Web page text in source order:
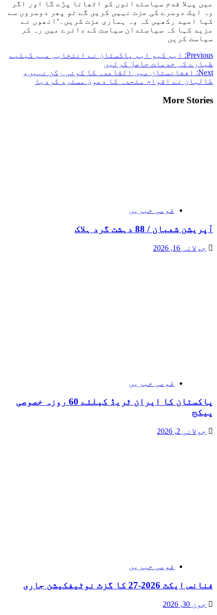
میں پہلا قدم سیاستدانوں کو اٹھانا پڑے گا اور اگر
وہ ایک دوسرے کی عزت نہیں کریں گے تو پھر دوسروں سے
کیا امید رکھیں کہ وہ ہماری عزت کریں۔‘انھوں نے
مزید کہا کہ سیاستدان سیاست کے دائرے میں رہ کر
سیاست کریں
Post
navigation
Previous:
ایم کیو ایم پاکستان نے انتخابی مہم کیلیے
طیارے کی خدمات حاصل کرلیں
Next:
افغانستان میں القاعدہ کا کوئی رکن نہیں،
طالبان نے اقوام متحدہ کا دعویٰ مسترد کردیا
More Stories
قومی خبریں
آپریشن شعبان / 88 دہشت گرد ہلاک
جولائی 16, 2026
قومی خبریں
پاکستان کا ایران ٹریڈ کیلئے 60 روزہ خصوصی
پیکج
جولائی 2, 2026
قومی خبریں
فنانس ایکٹ 2026-27 کا گزٹ نوٹیفکیشن جاری
جون 30, 2026